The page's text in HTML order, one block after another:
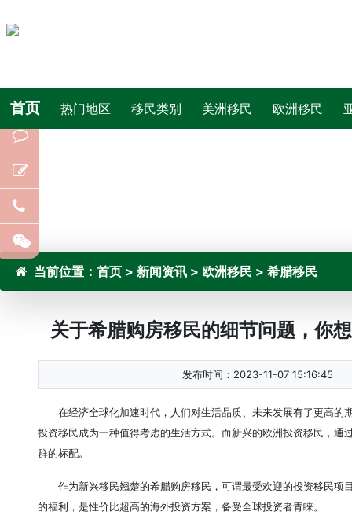
首页 热门地区 移民类别 美洲移民 欧洲移民
当前位置： 首页 > 新闻资讯 > 欧洲移民 > 希腊移民
关于希腊购房移民的细节问题，你
发布时间：2023-11-07 15:16:45
在经济全球化加速时代，人们对生活品质、未来发展有了更高
投资移民成为一种值得考虑的生活方式。而新兴的欧洲投资移民，
群的标配。
作为新兴移民翘楚的希腊购房移民，可谓最受欢迎的投资移民
的福利，是性价比超高的海外投资方案，备受全球投资者青睐。